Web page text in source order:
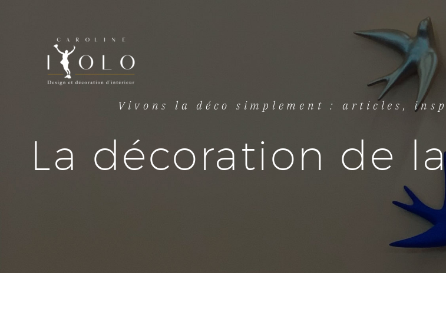
Vivons la déco simplement : articles,
La décoration de